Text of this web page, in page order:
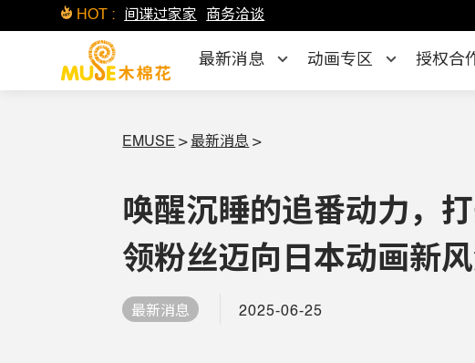
HOT : 间谍过家家 商务洽谈
最新消息 动画专区 授权合
EMUSE >最新消息 >
唤醒沉睡的追番动力，
领粉丝迈向日本动画新风
最新消息 2025-06-25